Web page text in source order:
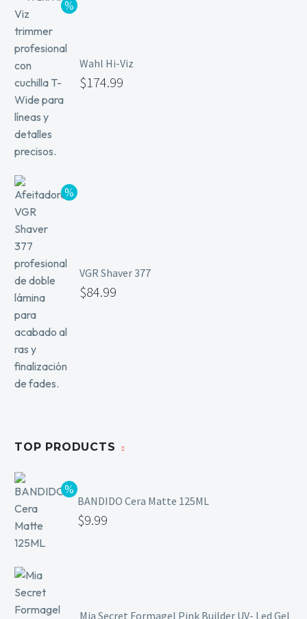
Wahl Hi-Viz
$174.99
VGR Shaver 377
$84.99
TOP PRODUCTS
BANDIDO Cera Matte 125ML
$9.99
Mia Secret Formagel Pink Builder UV- Led Gel